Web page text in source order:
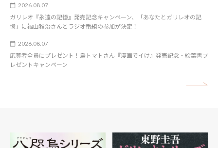
2026.08.07
ガリレオ『永遠の記憶』発売記念キャンペーン、「あなたとガリレオの記
憶」に福山雅治さんとラジオ番組の参加が決定！
2026.08.07
応募者全員にプレゼント！鳥トマトさん『漫画でイけ』発売記念・絵葉書プ
レゼントキャンペーン